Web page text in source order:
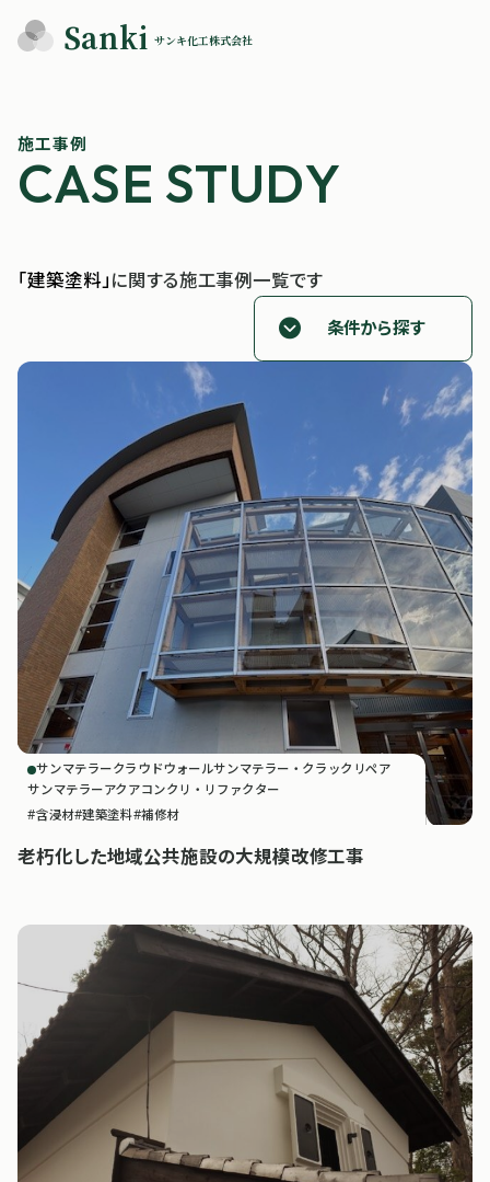
Sanki サンキ化工株式会社
施工事例
「建築塗料」に関する施工事例一覧です
条件から探す
サンマテラークラウドウォールサンマテラー・クラックリペア
サンマテラーアクアコンクリ・リファクター
含浸材 建築塗料 補修材
老朽化した地域公共施設の大規模改修工事